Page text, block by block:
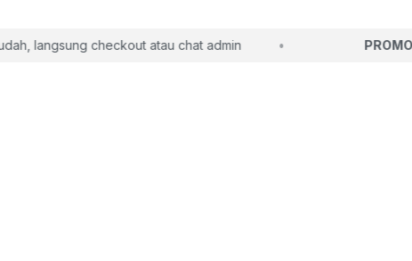
langsung checkout atau chat admin PROMO